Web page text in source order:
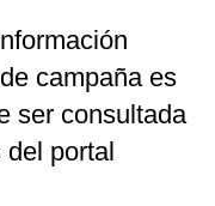
campaña es
ser consultada
portal